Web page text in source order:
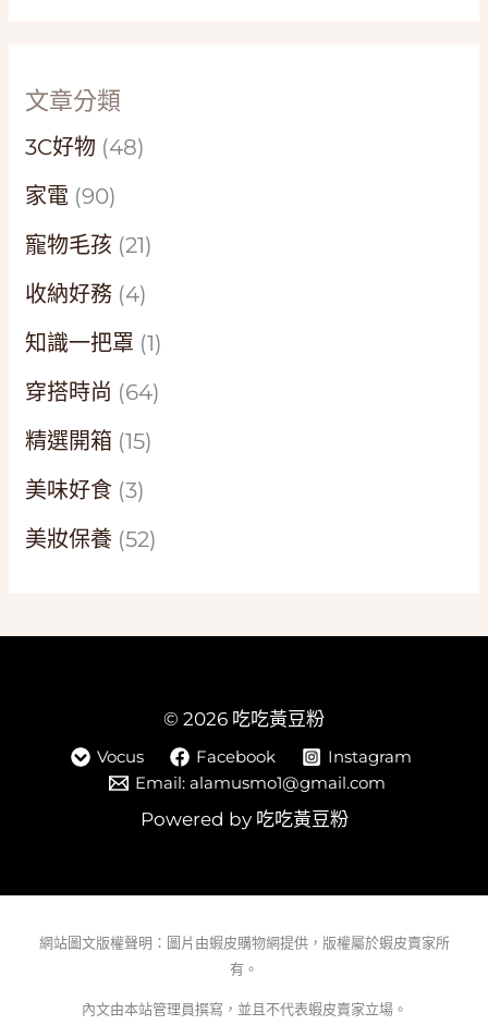
文章分類
3C好物 (48)
家電 (90)
寵物毛孩 (21)
收納好務 (4)
知識一把罩 (1)
穿搭時尚 (64)
精選開箱 (15)
美味好食 (3)
美妝保養 (52)
© 2026 吃吃黃豆粉
Vocus Facebook
Instagram
Email: alamusmo1@gmail.com
Powered by 吃吃黃豆粉
網站圖文版權聲明：圖片由蝦皮購物網提供，版權屬於蝦皮賣家所
有。
內文由本站管理員撰寫，並且不代表蝦皮賣家立場。